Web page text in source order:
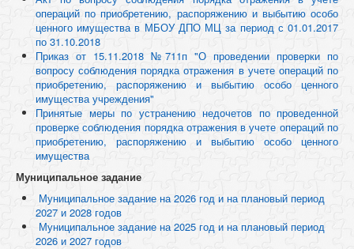
операций по приобретению, распоряжению и выбытию особо
ценного имущества в МБОУ ДПО МЦ за период с 01.01.2017
по 31.10.2018
Приказ от 15.11.2018 №711п "О проведении проверки по
вопросу соблюдения порядка отражения в учете операций по
приобретению, распоряжению и выбытию особо ценного
имущества учреждения"
Принятые меры по устранению недочетов по проведенной
проверке соблюдения порядка отражения в учете операций по
приобретению, распоряжению и выбытию особо ценного
имущества
Муниципальное задание
Муниципальное задание на 2026 год и на плановый период
2027 и 2028 годов
Муниципальное задание на 2025 год и на плановый период
2026 и 2027 годов